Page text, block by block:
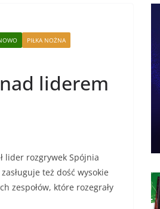
PIŁKA NOŻNA
liderem
lider rozgrywek Spójnia
też dość wysokie
zespołów, które rozegrały